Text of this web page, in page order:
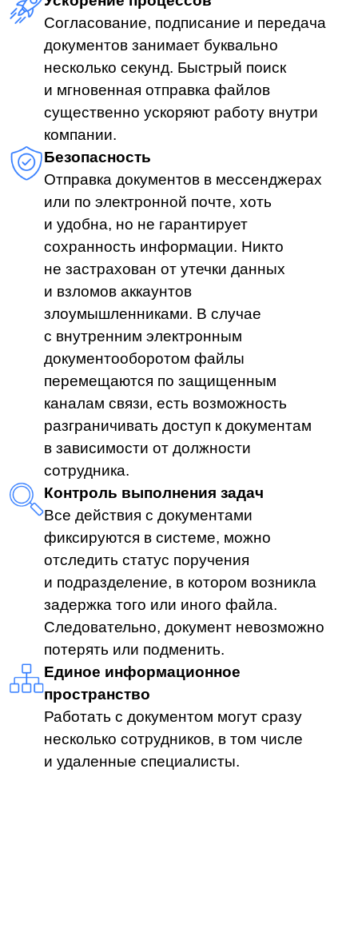
Полезные материалы для
руководителей и ИТ-
специалистов
Рассказываем про изменения в законах,
новости, бесплатные вебинары
Я принимаю условия
соглашения и Политики в отношении
обработки персональных данных
Ясоглашаюсь получать рекламные
материалы от LDM
Подписаться
Движение документа